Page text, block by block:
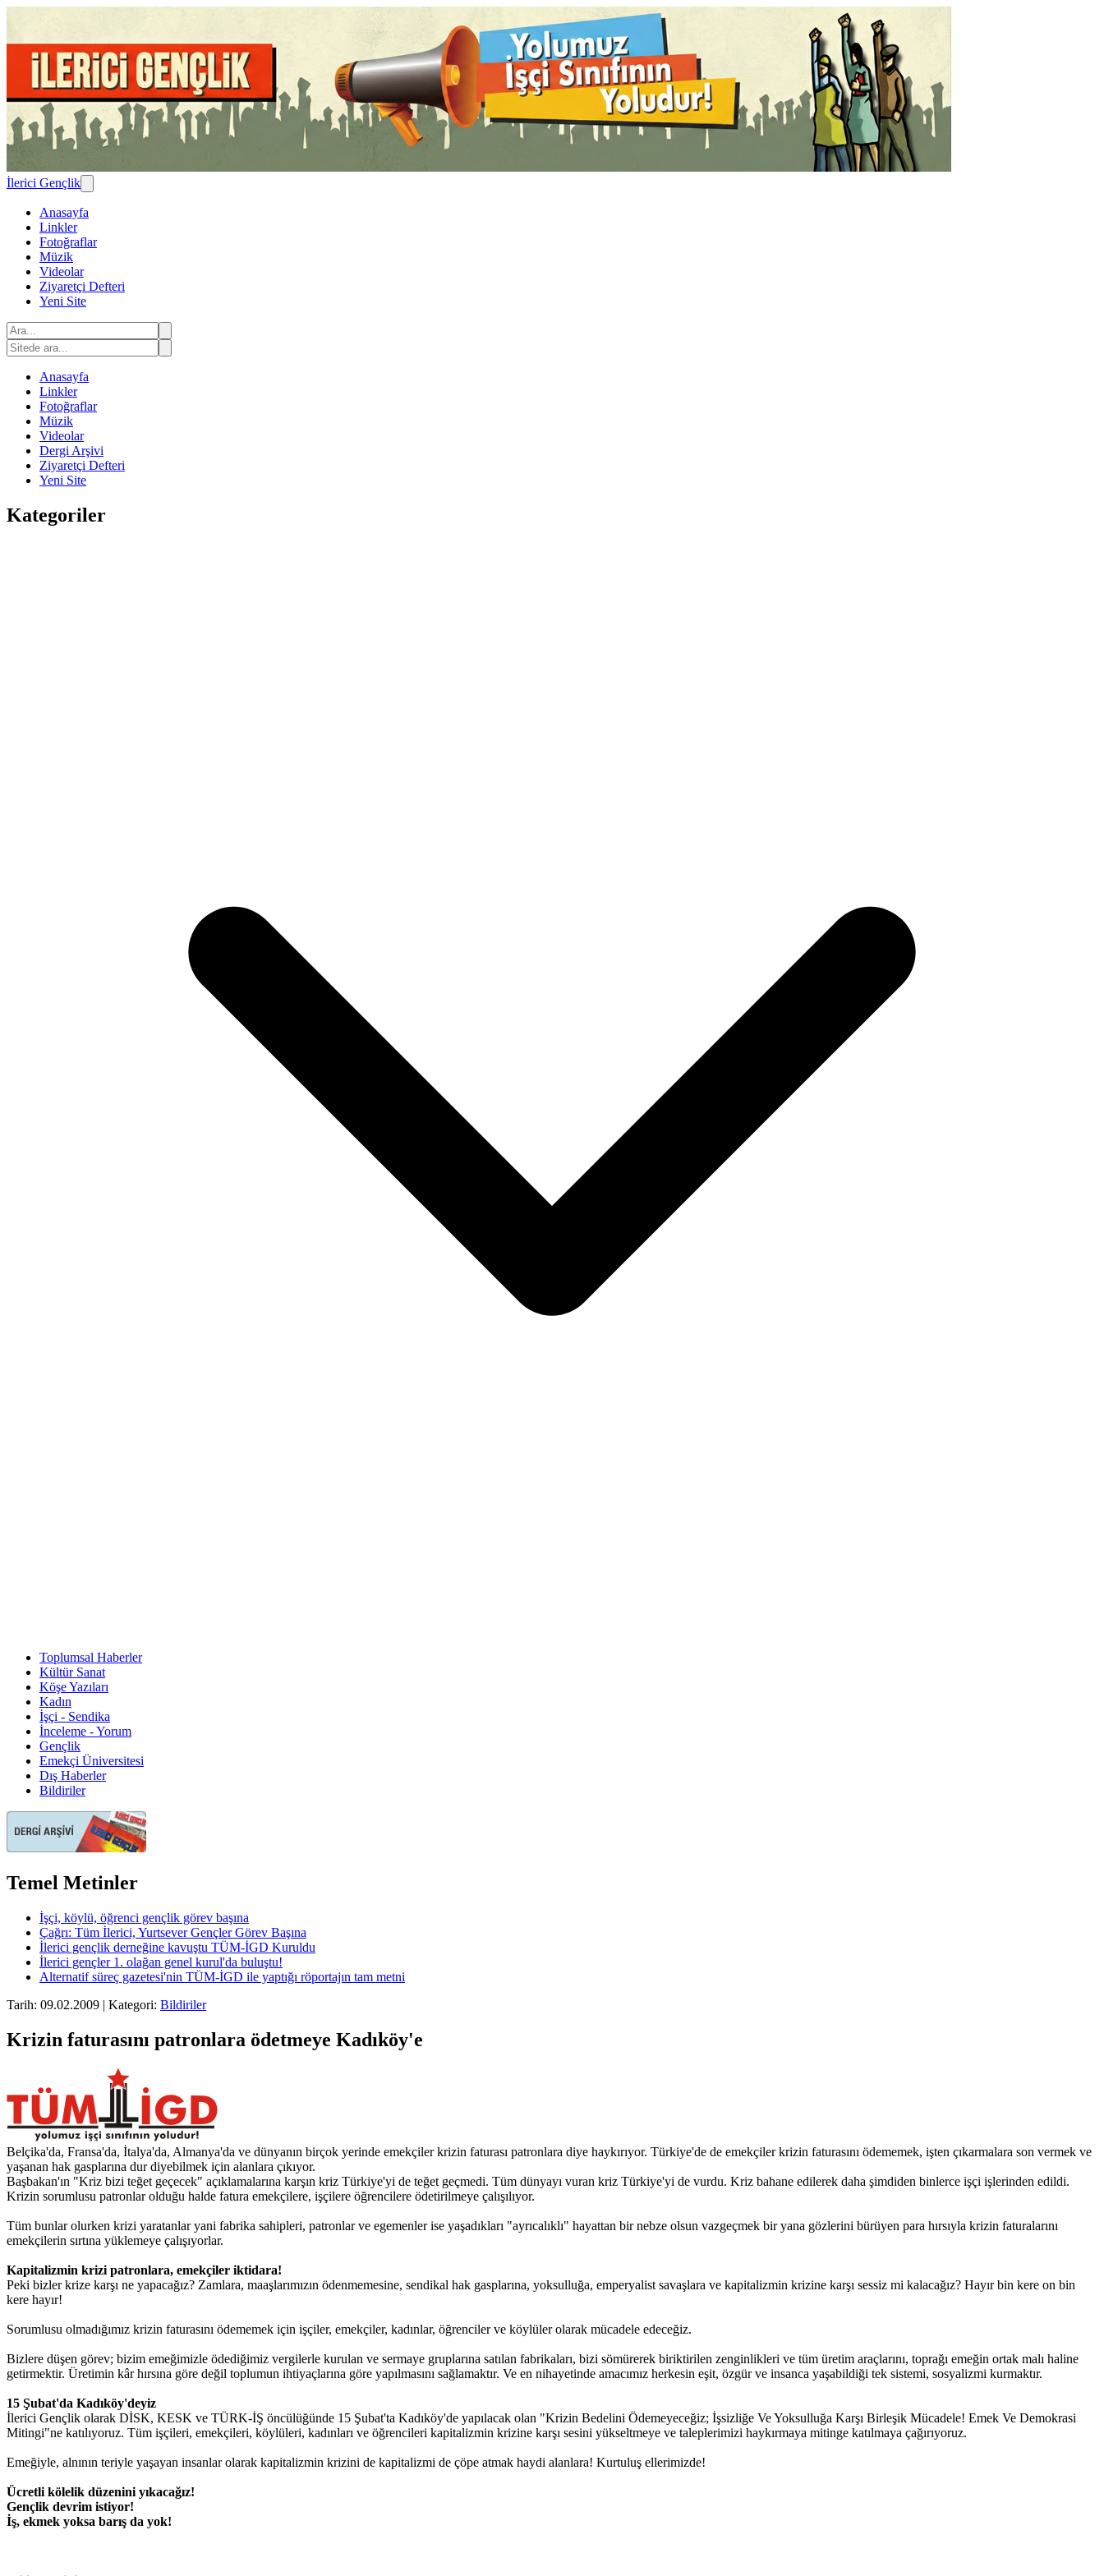
İlerici Gençlik
Anasayfa
Linkler
Fotoğraflar
Müzik
Videolar
Ziyaretçi Defteri
Yeni Site
Anasayfa
Linkler
Fotoğraflar
Müzik
Videolar
Dergi Arşivi
Ziyaretçi Defteri
Yeni Site
Kategoriler
Toplumsal Haberler
Kültür Sanat
Köşe Yazıları
Kadın
İşçi - Sendika
İnceleme - Yorum
Gençlik
Emekçi Üniversitesi
Dış Haberler
Bildiriler
Temel Metinler
İşçi, köylü, öğrenci gençlik görev başına
Çağrı: Tüm İlerici, Yurtsever Gençler Görev Başına
İlerici gençlik derneğine kavuştu TÜM-İGD Kuruldu
İlerici gençler 1. olağan genel kurul'da buluştu!
Alternatif süreç gazetesi'nin TÜM-İGD ile yaptığı röportajın tam metni
Tarih: 09.02.2009 | Kategori: Bildiriler
Krizin faturasını patronlara ödetmeye Kadıköy'e
Belçika'da, Fransa'da, İtalya'da, Almanya'da ve dünyanın birçok yerinde emekçiler krizin faturası patronlara diye haykırıyor. Türkiye'de de emekçiler krizin faturasını ödememek, işten çıkarmalara son vermek ve
yaşanan hak gasplarına dur diyebilmek için alanlara çıkıyor.
Başbakan'ın "Kriz bizi teğet geçecek" açıklamalarına karşın kriz Türkiye'yi de teğet geçmedi. Tüm dünyayı vuran kriz Türkiye'yi de vurdu. Kriz bahane edilerek daha şimdiden binlerce işçi işlerinden edildi.
Krizin sorumlusu patronlar olduğu halde fatura emekçilere, işçilere öğrencilere ödetirilmeye çalışılıyor.
Tüm bunlar olurken krizi yaratanlar yani fabrika sahipleri, patronlar ve egemenler ise yaşadıkları "ayrıcalıklı" hayattan bir nebze olsun vazgeçmek bir yana gözlerini bürüyen para hırsıyla krizin faturalarını
emekçilerin sırtına yüklemeye çalışıyorlar.
Kapitalizmin krizi patronlara, emekçiler iktidara!
Peki bizler krize karşı ne yapacağız? Zamlara, maaşlarımızın ödenmemesine, sendikal hak gasplarına, yoksulluğa, emperyalist savaşlara ve kapitalizmin krizine karşı sessiz mi kalacağız? Hayır bin kere on bin
kere hayır!
Sorumlusu olmadığımız krizin faturasını ödememek için işçiler, emekçiler, kadınlar, öğrenciler ve köylüler olarak mücadele edeceğiz.
Bizlere düşen görev; bizim emeğimizle ödediğimiz vergilerle kurulan ve sermaye gruplarına satılan fabrikaları, bizi sömürerek biriktirilen zenginlikleri ve tüm üretim araçlarını, toprağı emeğin ortak malı haline
getirmektir. Üretimin kâr hırsına göre değil toplumun ihtiyaçlarına göre yapılmasını sağlamaktır. Ve en nihayetinde amacımız herkesin eşit, özgür ve insanca yaşabildiği tek sistemi, sosyalizmi kurmaktır.
15 Şubat'da Kadıköy'deyiz
İlerici Gençlik olarak DİSK, KESK ve TÜRK-İŞ öncülüğünde 15 Şubat'ta Kadıköy'de yapılacak olan "Krizin Bedelini Ödemeyeceğiz; İşsizliğe Ve Yoksulluğa Karşı Birleşik Mücadele! Emek Ve Demokrasi
Mitingi"ne katılıyoruz. Tüm işçileri, emekçileri, köylüleri, kadınları ve öğrencileri kapitalizmin krizine karşı sesini yükseltmeye ve taleplerimizi haykırmaya mitinge katılmaya çağırıyoruz.
Emeğiyle, alnının teriyle yaşayan insanlar olarak kapitalizmin krizini de kapitalizmi de çöpe atmak haydi alanlara! Kurtuluş ellerimizde!
Ücretli kölelik düzenini yıkacağız!
Gençlik devrim istiyor!
İş, ekmek yoksa barış da yok!